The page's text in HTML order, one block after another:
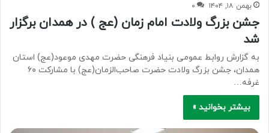
بهمن ۱۸, ۱۴۰۴ ۰
جشن بزرگ ولادت امام زمان (عج ) در همدان برگزار
شد
به گزارش روابط عمومی بنیاد فرهنگی حضرت مهدی موعود(عج) استان
همدان، جشن بزرگ ولادت حضرت صاحب‌الزمان(عج) با مشارکت ۶۰
غرفه…
بیشتر بخوانید »